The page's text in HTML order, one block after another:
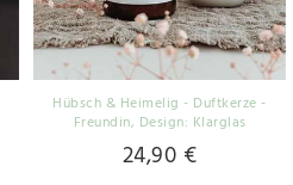
Hübsch & Heimelig - Duftkerze -
Freundin, Design: Klarglas
24,90 €